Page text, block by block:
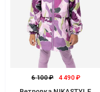
6 100 ₽ 4 490 ₽